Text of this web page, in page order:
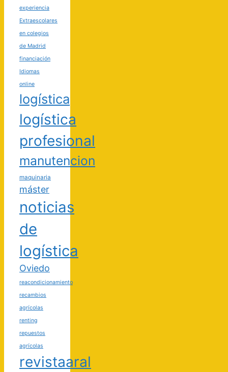
experiencia
Extraescolares
en colegios
de Madrid
financiación
Idiomas
online
logística
logística
profesional
manutencion
maquinaria
máster
noticias
de
logística
Oviedo
reacondicionamiento
recambios
agrícolas
renting
repuestos
agrícolas
revistaaral